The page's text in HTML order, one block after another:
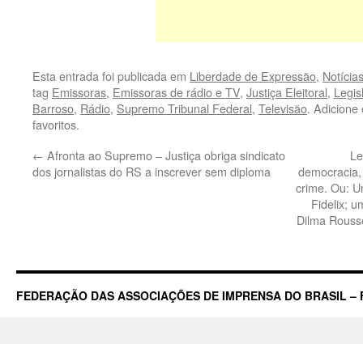
Esta entrada foi publicada em Liberdade de Expressão, Notícias
tag Emissoras, Emissoras de rádio e TV, Justiça Eleitoral,
Barroso, Rádio, Supremo Tribunal Federal, Televisão.
favoritos.
← Afronta ao Supremo – Justiça obriga sindicato
dos jornalistas do RS a inscrever sem diploma
crime. Ou:
Fidelix;
Dilma
FEDERAÇÃO DAS ASSOCIAÇÕES DE IMPRENSA DO BRASIL –